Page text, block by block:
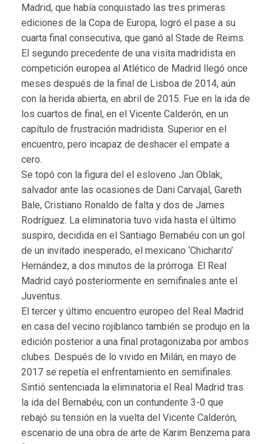
Madrid, que había conquistado las tres primeras
ediciones de la Copa de Europa, logró el pase a su
cuarta final consecutiva, que ganó al Stade de Reims.
El segundo precedente de una visita madridista en
competición europea al Atlético de Madrid llegó once
meses después de la final de Lisboa de 2014, aún
con la herida abierta, en abril de 2015. Fue en la ida de
los cuartos de final, en el Vicente Calderón, en un
capítulo de frustración madridista. Superior en el
encuentro, pero incapaz de deshacer el empate a
cero.
Se topó con la figura del el esloveno Jan Oblak,
salvador ante las ocasiones de Dani Carvajal, Gareth
Bale, Cristiano Ronaldo de falta y dos de James
Rodríguez. La eliminatoria tuvo vida hasta el último
suspiro, decidida en el Santiago Bernabéu con un gol
de un invitado inesperado, el mexicano ‘Chicharito’
Hernández, a dos minutos de la prórroga. El Real
Madrid cayó posteriormente en semifinales ante el
Juventus.
El tercer y último encuentro europeo del Real Madrid
en casa del vecino rojiblanco también se produjo en la
edición posterior a una final protagonizaba por ambos
clubes. Después de lo vivido en Milán, en mayo de
2017 se repetía el enfrentamiento en semifinales.
Sintió sentenciada la eliminatoria el Real Madrid tras
la ida del Bernabéu, con un contundente 3-0 que
rebajó su tensión en la vuelta del Vicente Calderón,
escenario de una obra de arte de Karim Benzema para